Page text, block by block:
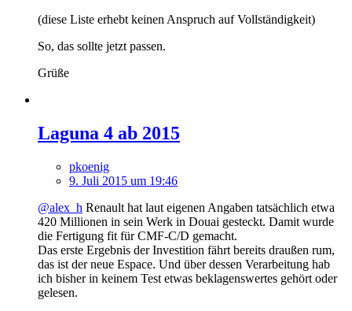
(diese Liste erhebt keinen Anspruch auf Vollständigkeit)
So, das sollte jetzt passen.
Grüße
Laguna 4 ab 2015
pkoenig
9. Juli 2015 um 19:46
@alex_h Renault hat laut eigenen Angaben tatsächlich etwa
420 Millionen in sein Werk in Douai gesteckt. Damit wurde
die Fertigung fit für CMF-C/D gemacht.
Das erste Ergebnis der Investition fährt bereits draußen rum,
das ist der neue Espace. Und über dessen Verarbeitung hab
ich bisher in keinem Test etwas beklagenswertes gehört oder
gelesen.